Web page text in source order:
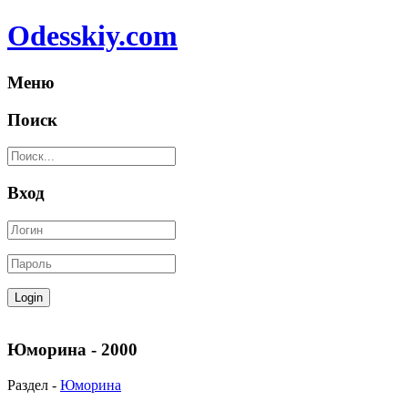
Odesskiy.com
Меню
Поиск
Вход
Юморина - 2000
Раздел - Юморина